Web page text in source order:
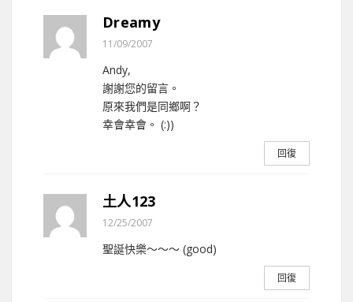
Dreamy
11/09/2007
Andy,
謝謝您的留言。
原來我們是同鄉啊？
幸會幸會。 (:))
回復
土人123
12/25/2007
聖誕快樂～～～ (good)
回復